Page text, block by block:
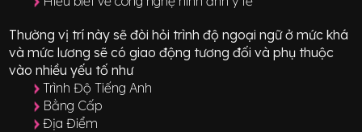
Thường vị trí này sẽ đòi hỏi trình độ ngoại ngữ ở mứckhá
và mức lương sẽ có giao động tương đối và phụ thuộc
vào nhiều yếu tố như
Trình Độ Tiếng Anh
Bằng Cấp
Địa Điểm